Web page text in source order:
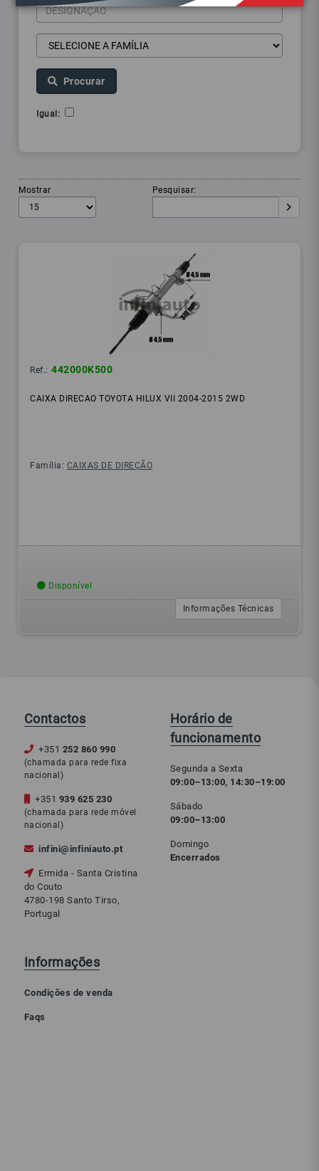
Procurar
Igual:
Mostrar Pesquisar:
Ref.: 442000K500
CAIXA DIRECAO TOYOTA HILUX VII 2004-2015 2WD
Família: CAIXAS DE DIREÇÃO
Disponível
Informações Técnicas
Contactos
+351 252 860 990
(chamada para rede fixa
nacional)
+351 939 625 230
(chamada para rede móvel
nacional)
infini@infiniauto.pt
Ermida - Santa Cristina
do Couto
4780-198 Santo Tirso,
Portugal
Horário de
funcionamento
Segunda a Sexta
09:00–13:00, 14:30–19:00
Sábado
09:00–13:00
Domingo
Encerrados
Informações
Condições de venda
Faqs